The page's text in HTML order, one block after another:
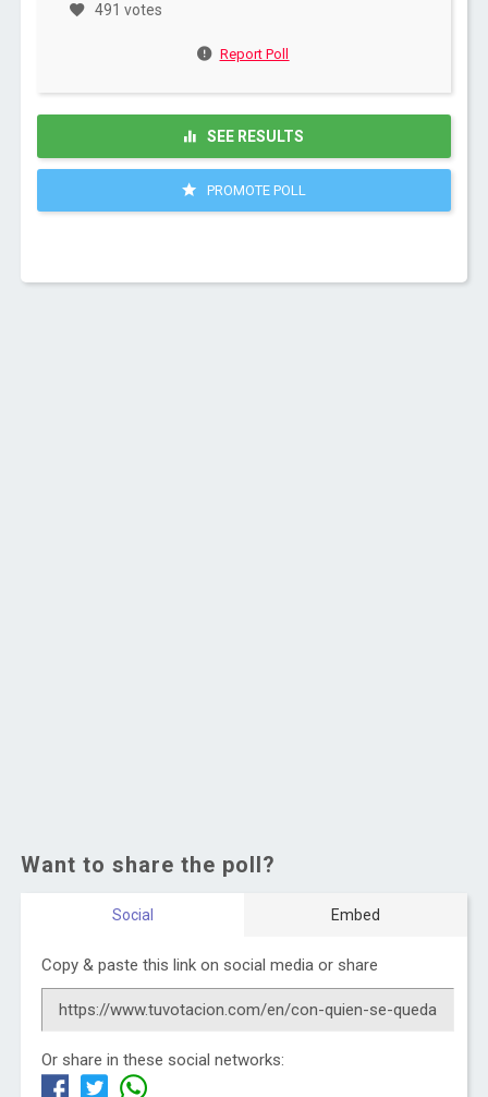
491 votes
Report Poll
SEE RESULTS
PROMOTE POLL
Want to share the poll?
Social Embed
Copy & paste this link on social media or share
Or share in these social networks: